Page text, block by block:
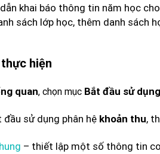
khai báo thông tin năm học
sách lớp học, thêm danh sách
hiện
quan, chọn mục Bắt đầu sử dụng
sử dụng phân hệ khoản thu,
– thiết lập một số thông tin